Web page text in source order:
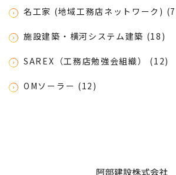
名工家 (地域工務店ネットワーク)
施設建築・横河システム建築 (18)
SAREX（工務店勉強会組織） (12)
OMソーラー (12)